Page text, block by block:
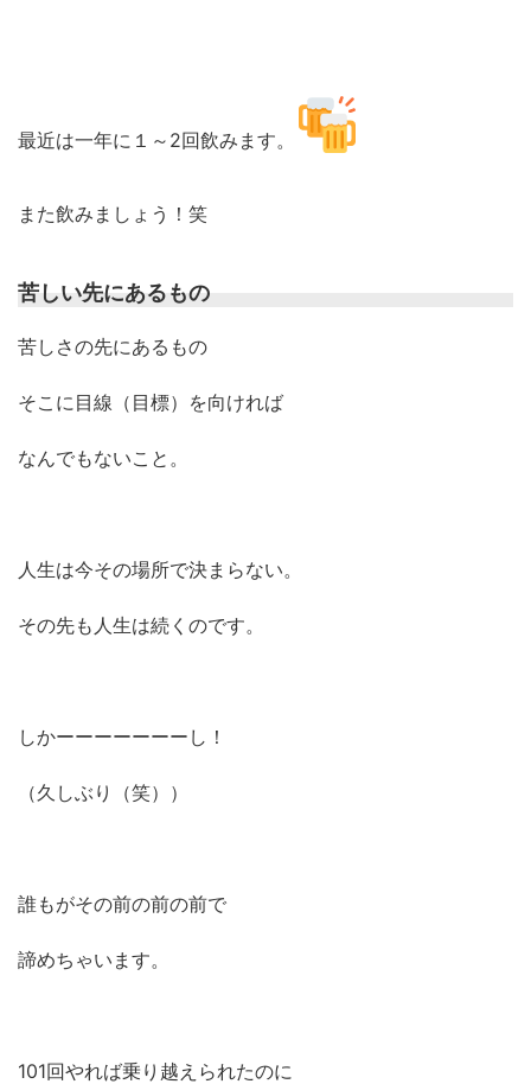
最近は一年に１～2回飲みます。
また飲みましょう！笑
苦しい先にあるもの
苦しさの先にあるもの
そこに目線（目標）を向ければ
なんでもないこと。
人生は今その場所で決まらない。
その先も人生は続くのです。
しかーーーーーーーし！
（久しぶり（笑））
誰もがその前の前の前で
諦めちゃいます。
101回やれば乗り越えられたのに